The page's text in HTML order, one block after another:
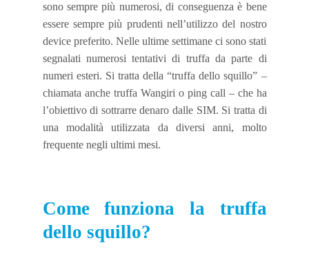
sono sempre più numerosi, di conseguenza è bene
essere sempre più prudenti nell’utilizzo del nostro
device preferito. Nelle ultime settimane ci sono stati
segnalati numerosi tentativi di truffa da parte di
numeri esteri. Si tratta della “truffa dello squillo” –
chiamata anche truffa Wangiri o ping call – che ha
l’obiettivo di sottrarre denaro dalle SIM. Si tratta di
una modalità utilizzata da diversi anni, molto
frequente negli ultimi mesi.
Come funziona la truffa
dello squillo?